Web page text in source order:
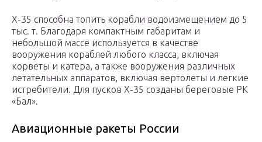
Х-35 способна топить корабли водоизмещением до 5
тыс. т. Благодаря компактным габаритам и
небольшой массе используется в качестве
вооружения кораблей любого класса, включая
корветы и катера, а также вооружения различных
летательных аппаратов, включая вертолеты и легкие
истребители. Для пусков Х-35 созданы береговые РК
«Бал».
Авиационные ракеты России